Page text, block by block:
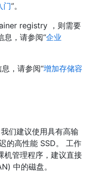
门”。
registry ，则需要
息，请参阅“企业
，请参阅“增加存储容
们建议使用具有高输
的高性能 SSD。 工作
机管理程序，建议直接
中的磁盘。